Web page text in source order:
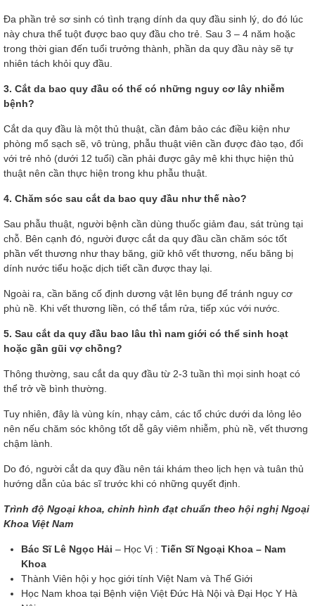
Đa phần trẻ sơ sinh có tình trạng dính da quy đầu sinh lý, do đó lúc
này chưa thể tuột được bao quy đầu cho trẻ. Sau 3 – 4 năm hoặc
trong thời gian đến tuổi trưởng thành, phần da quy đầu này sẽ tự
nhiên tách khỏi quy đầu.
3. Cắt da bao quy đầu có thể có những nguy cơ lây nhiễm
bệnh?
Cắt da quy đầu là một thủ thuật, cần đảm bảo các điều kiện như
phòng mổ sạch sẽ, vô trùng, phẫu thuật viên cần được đào tạo, đối
với trẻ nhỏ (dưới 12 tuổi) cần phải được gây mê khi thực hiện thủ
thuật nên cần thực hiện trong khu phẫu thuật.
4. Chăm sóc sau cắt da bao quy đầu như thế nào?
Sau phẫu thuật, người bệnh cần dùng thuốc giảm đau, sát trùng tại
chỗ. Bên cạnh đó, người được cắt da quy đầu cần chăm sóc tốt
phần vết thương như thay băng, giữ khô vết thương, nếu băng bị
dính nước tiểu hoặc dịch tiết cần được thay lại.
Ngoài ra, cần băng cố định dương vật lên bụng để tránh nguy cơ
phù nề. Khi vết thương liền, có thể tắm rửa, tiếp xúc với nước.
5. Sau cắt da quy đầu bao lâu thì nam giới có thể sinh hoạt
hoặc gần gũi vợ chồng?
Thông thường, sau cắt da quy đầu từ 2-3 tuần thì mọi sinh hoạt có
thể trở về bình thường.
Tuy nhiên, đây là vùng kín, nhạy cảm, các tổ chức dưới da lỏng lẻo
nên nếu chăm sóc không tốt dễ gây viêm nhiễm, phù nề, vết thương
chậm lành.
Do đó, người cắt da quy đầu nên tái khám theo lịch hẹn và tuân thủ
hướng dẫn của bác sĩ trước khi có những quyết định.
Trình độ Ngoại khoa, chỉnh hình đạt chuẩn theo hội nghị Ngoại
Khoa Việt Nam
Bác Sĩ Lê Ngọc Hải – Học Vị : Tiến Sĩ Ngoại Khoa – Nam
Khoa
Thành Viên hội y học giới tính Việt Nam và Thế Giới
Học Nam khoa tại Bệnh viện Việt Đức Hà Nội và Đại Học Y Hà